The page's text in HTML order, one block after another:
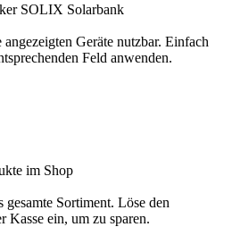
SOLIX Solarbank
Geräte nutzbar. Einfach
Feld anwenden.
im Shop
Sortiment. Löse den
Kasse ein, um zu sparen.